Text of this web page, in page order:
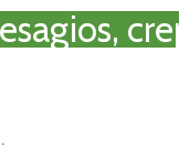
.